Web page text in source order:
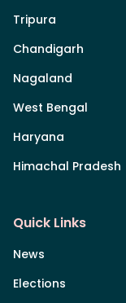
Tripura
Chandigarh
Nagaland
West Bengal
Haryana
Himachal Pradesh
Quick Links
News
Elections